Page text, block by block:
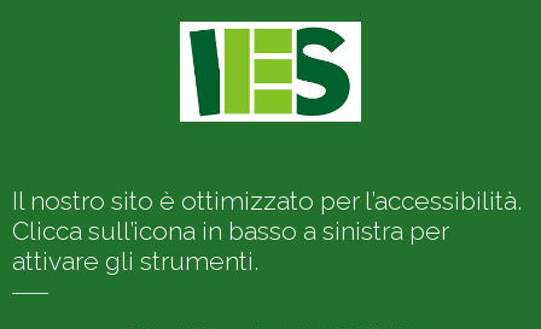
Il nostro sito è ottimizzato per l’accessibilità.
Clicca sull’icona in basso a sinistra per
attivare gli strumenti.